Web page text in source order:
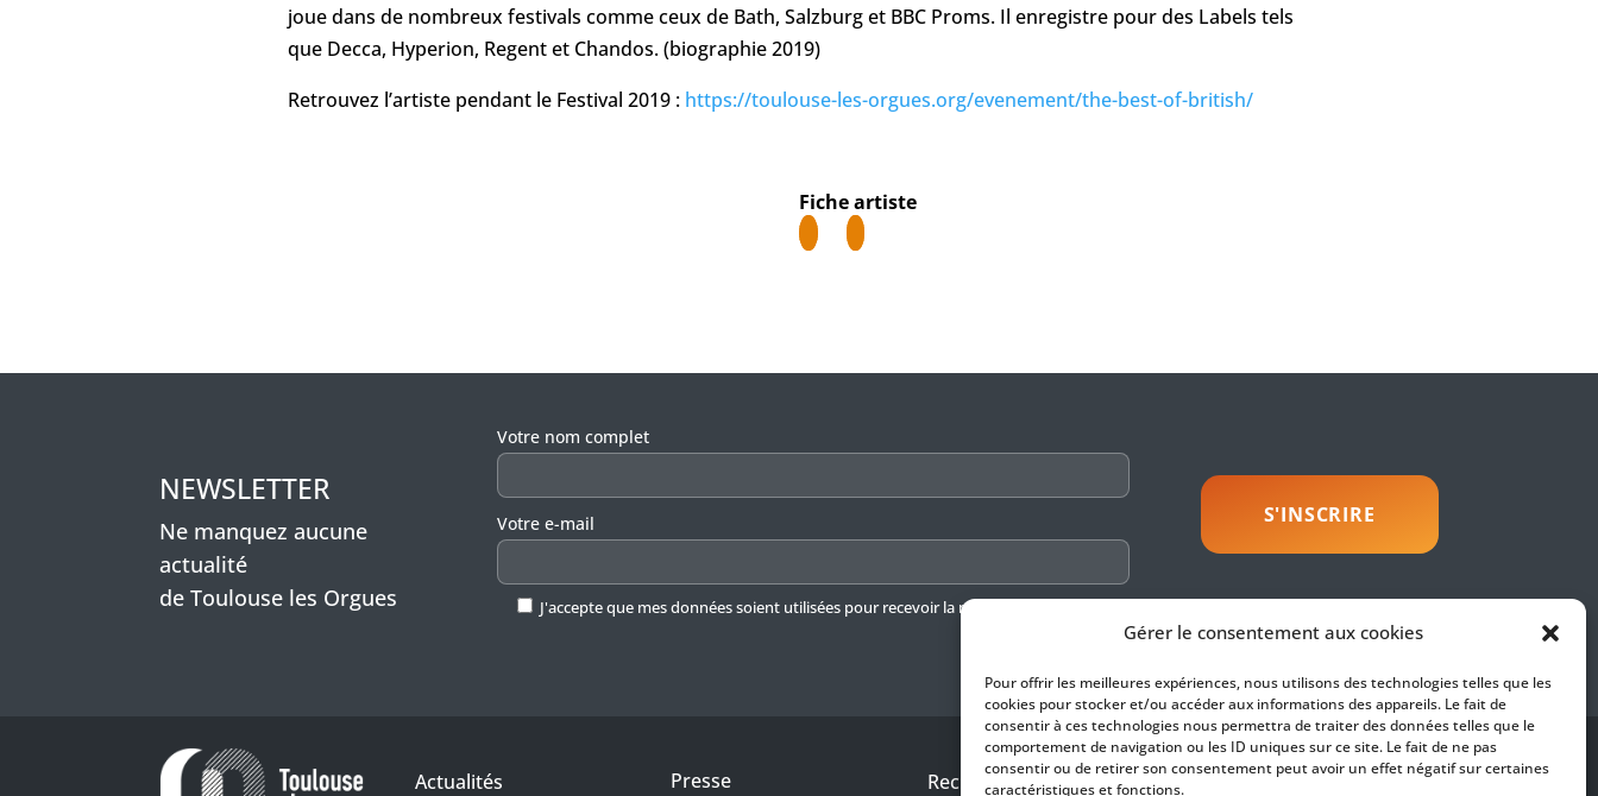
Gérer le consentement aux cookies
Pour offrir les meilleures expériences, nous utilisons des technologies telles que les
cookies pour stocker et/ou accéder aux informations des appareils. Le fait de
consentir à ces technologies nous permettra de traiter des données telles que le
comportement de navigation ou les ID uniques sur ce site. Le fait de ne pas
consentir ou de retirer son consentement peut avoir un effet négatif sur certaines
caractéristiques et fonctions.
joue dans de nombreux festivals comme ceux de Bath, Salzburg et BBC Proms. Il enregistre pour des Labels tels
que Decca, Hyperion, Regent et Chandos. (biographie 2019)
Retrouvez l’artiste pendant le Festival 2019 : https://toulouse-les-orgues.org/evenement/the-best-of-british/
Fiche artiste
NEWSLETTER
Ne manquez aucune
actualité
de Toulouse les Orgues
Veuillez laisser ce champ vide.
Votre nom complet
Votre e-mail
J'accepte que mes données soient utilisées pour recevoir la newsletter.
Actualités Presse Recrutement
SUIVEZ-NOUS